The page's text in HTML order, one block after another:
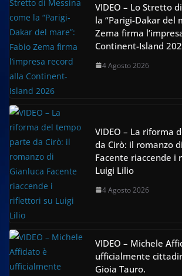
VIDEO – Lo Stretto
la “Parigi-Dakar del
Zema firma
Continent-Island
4 Agosto 2026
VIDEO – La riforma
da Cirò: il romanzo
Facente riaccende i
Luigi Lilio
4 Agosto 2026
VIDEO – Michele
ufficialmente
Gioia Tauro.